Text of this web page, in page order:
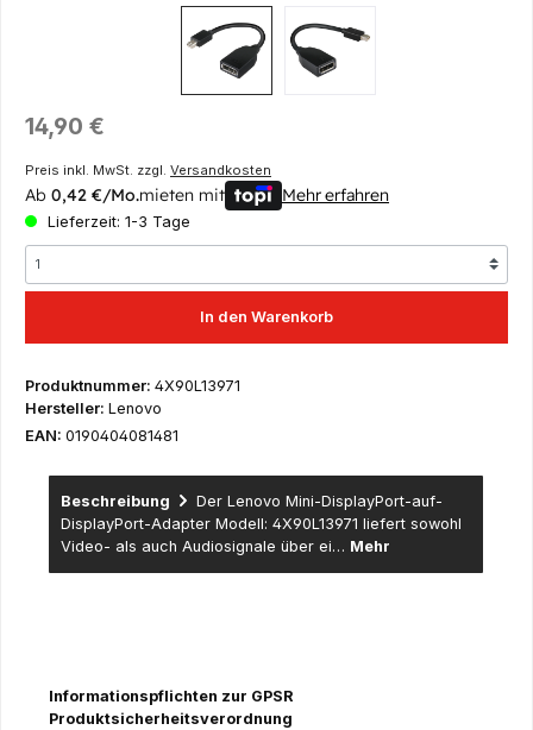
Regulärer Preis:
14,90 €
Preis inkl. MwSt. zzgl. Versandkosten
Ab 0,42 €/Mo.mieten mit Mehr erfahren
Lieferzeit: 1-3 Tage
In den Warenkorb
Produktnummer: 4X90L13971
Hersteller: Lenovo
EAN: 0190404081481
Beschreibung
Der Lenovo Mini-DisplayPort-auf-
DisplayPort-Adapter Modell: 4X90L13971 liefert sowohl
Video- als auch Audiosignale über ei… Mehr
Informationspflichten zur GPSR
Produktsicherheitsverordnung